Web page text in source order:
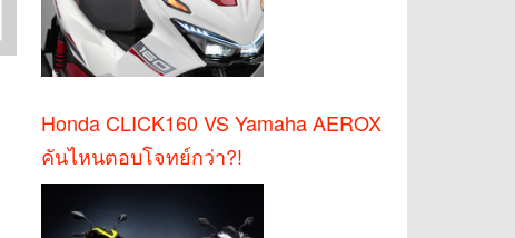
Honda CLICK160 VS Yamaha AEROX
คันไหนตอบโจทย์กว่า?!